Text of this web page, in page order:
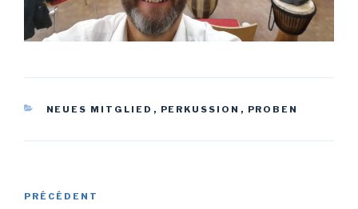
CATÉGORIES
NEUES MITGLIED , PERKUSSION , PROBEN
Navigation
Article
PRÉCÉDENT